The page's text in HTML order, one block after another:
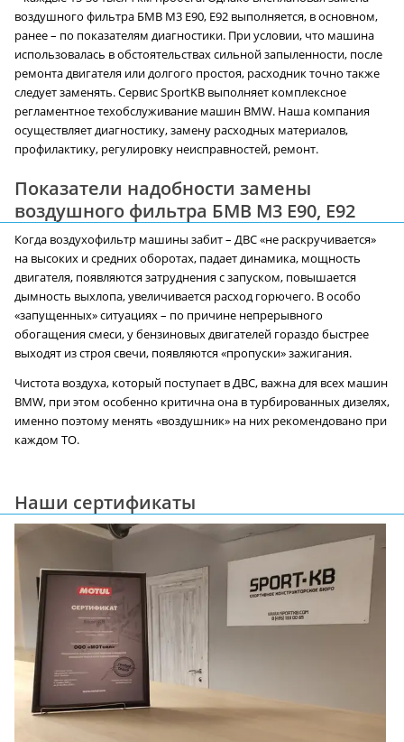
воздушного фильтра БМВ M3 E90, E92 выполняется, в основном,
ранее – по показателям диагностики. При условии, что машина
использовалась в обстоятельствах сильной запыленности, после
ремонта двигателя или долгого простоя, расходник точно также
следует заменять. Сервис SportKB выполняет комплексное
регламентное техобслуживание машин BMW. Наша компания
осуществляет диагностику, замену расходных материалов,
профилактику, регулировку неисправностей, ремонт.
Показатели надобности замены
воздушного фильтра БМВ M3 E90, E92
Когда воздухофильтр машины забит – ДВС «не раскручивается»
на высоких и средних оборотах, падает динамика, мощность
двигателя, появляются затруднения с запуском, повышается
дымность выхлопа, увеличивается расход горючего. В особо
«запущенных» ситуациях – по причине непрерывного
обогащения смеси, у бензиновых двигателей гораздо быстрее
выходят из строя свечи, появляются «пропуски» зажигания.
Чистота воздуха, который поступает в ДВС, важна для всех машин
BMW, при этом особенно критична она в турбированных дизелях,
именно поэтому менять «воздушник» на них рекомендовано при
каждом ТО.
Наши сертификаты